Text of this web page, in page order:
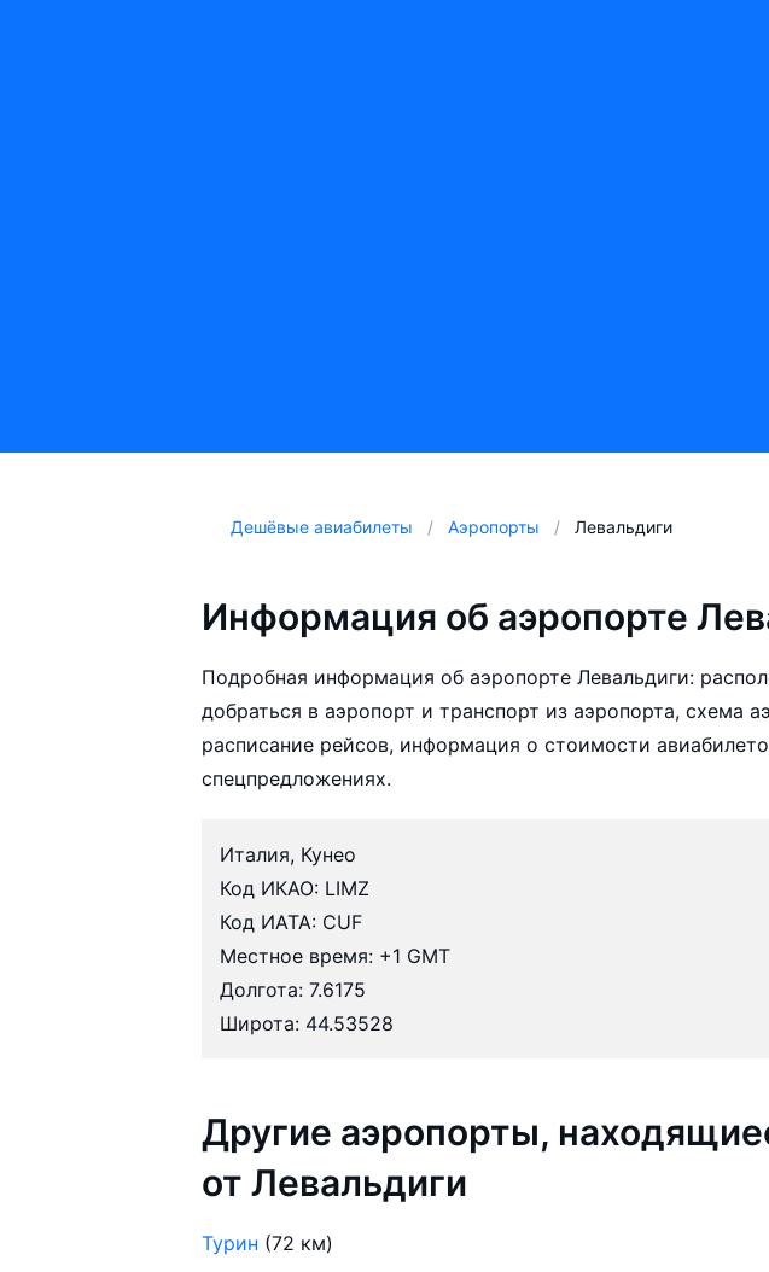
Дешёвые авиабилеты Аэропорты Левальдиги
Информация об аэропорте
Подробная информация об аэропорте Левальдиги:
добраться в аэропорт и транспорт из аэропорта, схема
расписание рейсов, информация о стоимости
спецпредложениях.
Италия, Кунео
Код ИКАО: LIMZ
Код ИАТА: CUF
Местное время: +1 GMT
Долгота: 7.6175
Широта: 44.53528
Другие аэропорты,
от Левальдиги
Турин (72 км)